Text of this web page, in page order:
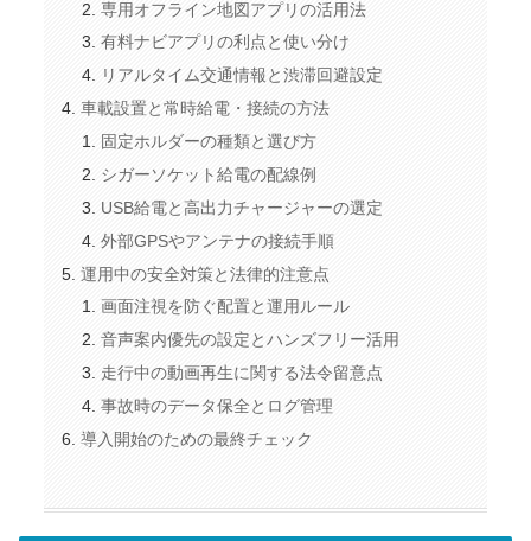
専用オフライン地図アプリの活用法
有料ナビアプリの利点と使い分け
リアルタイム交通情報と渋滞回避設定
車載設置と常時給電・接続の方法
固定ホルダーの種類と選び方
シガーソケット給電の配線例
USB給電と高出力チャージャーの選定
外部GPSやアンテナの接続手順
運用中の安全対策と法律的注意点
画面注視を防ぐ配置と運用ルール
音声案内優先の設定とハンズフリー活用
走行中の動画再生に関する法令留意点
事故時のデータ保全とログ管理
導入開始のための最終チェック